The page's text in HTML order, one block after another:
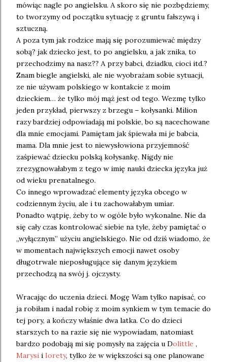
mówiąc nagle po angielsku. A skoro się nie pozbędziemy,
to tworzymy od początku sytuację z gruntu fałszywą i
sztuczną.
A poza tym jak rodzice mają się porozumiewać między
sobą? jak dziecko jest, to po angielsku, a jak znika, to
przechodzimy na nasz?? A przy babci, dziadku, cioci itd.?
Znam biegle angielski, ale nie wyobrażam sobie sytuacji,
ze nie używam polskiego w kontakcie z moim
dzieckiem… że tylko mój mąż jest od tego. Wezmę tylko
jeden przykład, pierwszy z brzegu – kołysanki. Milion
razy bardziej odpowiadają mi polskie, bo są nacechowane
dla mnie emocjami. Pamiętam jak śpiewała mi je babcia,
mama. Dla mnie jest to niewysłowiona przyjemność
zaśpiewać dziecku polską kołysankę. Nigdy nie
zrezygnowałabym z tego w imię nauki dziecka języka już
od wieku prenatalnego.
Co innego wprowadzać elementy języka obcego w
codziennym życiu, ale i tu zachowałabym umiar.
Ponadto wątpię, żeby to w ogóle było wykonalne. Nie da
się cały czas kontrolować siebie na tyle, żeby pamiętać o
„wyłącznym” użyciu angielskiego. Nie od dziś wiadomo, że
w momentach największych emocji nawet osoby
długotrwale nieposługujące się danym językiem
przechodzą na swój j. ojczysty.
Wracając do uczenia dzieci. Mogę Wam tylko napisać, co
ja robiłam i nadal robię z moim synkiem w tym temacie do
tej pory, a kończy właśnie dwa latka. Co do dzieci
starszych to na razie się nie wypowiadam, natomiast
bardzo podobają mi się pomysły na zajęcia u Dolittle ,
Marysi i Iorety, tylko że w większości są one planowane